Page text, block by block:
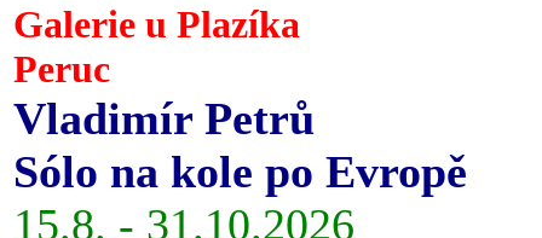
Galerie u Plazíka
Peruc
Vladimír Petrů
Sólo na kole po Evropě
15.8. - 31.10.2026